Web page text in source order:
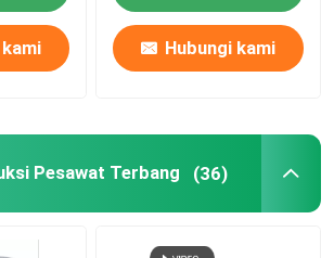
Hubungi kami
Pesawat Terbang (36)